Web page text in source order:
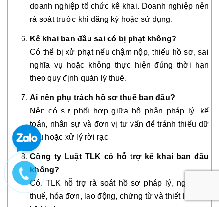
doanh nghiệp tổ chức kê khai. Doanh nghiệp nên
rà soát trước khi đăng ký hoặc sử dụng.
Kê khai ban đầu sai có bị phạt không?
Có thể bị xử phạt nếu chậm nộp, thiếu hồ sơ, sai
nghĩa vụ hoặc không thực hiện đúng thời hạn
theo quy định quản lý thuế.
Ai nên phụ trách hồ sơ thuế ban đầu?
Nên có sự phối hợp giữa bộ phận pháp lý, kế
toán, nhân sự và đơn vị tư vấn để tránh thiếu dữ
liệu hoặc xử lý rời rạc.
Công ty Luật TLK có hỗ trợ kê khai ban đầu
không?
Có. TLK hỗ trợ rà soát hồ sơ pháp lý, nghĩa vụ
thuế, hóa đơn, lao động, chứng từ và thiết lập lịch